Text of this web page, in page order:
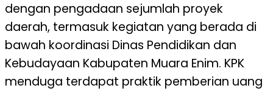
dengan pengadaan sejumlah proyek
daerah, termasuk kegiatan yang berada di
bawah koordinasi Dinas Pendidikan dan
Kebudayaan Kabupaten Muara Enim. KPK
menduga terdapat praktik pemberian uang